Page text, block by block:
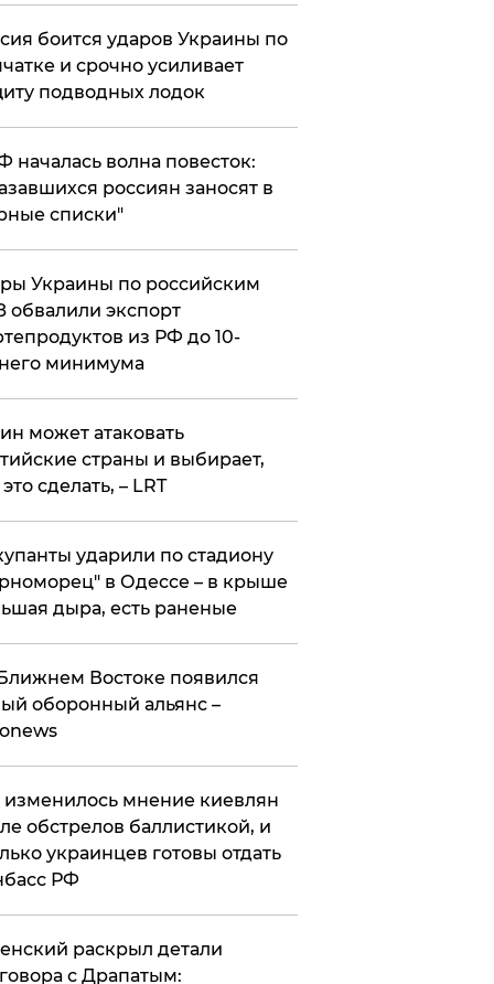
боится ударов Украины по
и срочно усиливает
подводных лодок
началась волна повесток:
россиян заносят в
списки"
Украины по российским
обвалили экспорт
из РФ до 10-
минимума
может атаковать
страны и выбирает,
сделать, – LRT
ударили по стадиону
в Одессе – в крыше
дыра, есть раненые
Востоке появился
оборонный альянс –
изменилось мнение киевлян
обстрелов баллистикой, и
украинцев готовы отдать
РФ
раскрыл детали
с Драпатым: